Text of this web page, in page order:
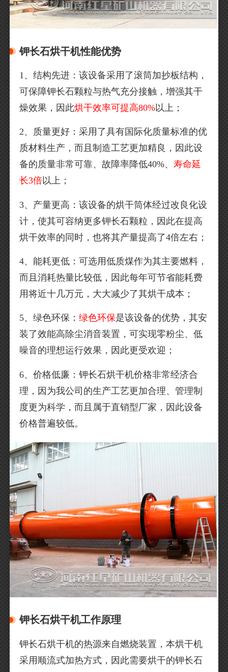
钾长石烘干机性能优势
1、结构先进：该设备采用了滚筒加抄板结构，
可保障钾长石颗粒与热气充分接触，增强其干
燥效果，因此烘干效率可提高80%以上；
2、质量更好：采用了具有国际化质量标准的优
质材料生产，而且制造工艺更加精良，因此设
备的质量非常可靠、故障率降低40%、寿命延
长3倍以上；
3、产量更高：该设备的烘干筒体经过改良化设
计，使其可容纳更多钾长石颗粒，因此在提高
烘干效率的同时，也将其产量提高了4倍左右；
4、能耗更低：可选用低质煤作为其主要燃料，
而且消耗热量比较低，因此每年可节省能耗费
用将近十几万元，大大减少了其烘干成本；
5、绿色环保：绿色环保是该设备的优势，其安
装了效能高除尘消音装置，可实现零粉尘、低
噪音的理想运行效果，因此更受欢迎；
6、价格低廉：钾长石烘干机价格非常经济合
理，因为我公司的生产工艺更加合理、管理制
度更为科学，而且属于直销型厂家，因此设备
价格普遍较低。
钾长石烘干机工作原理
钾长石烘干机的热源来自燃烧装置，本烘干机
采用顺流式加热方式，因此需要烘干的钾长石